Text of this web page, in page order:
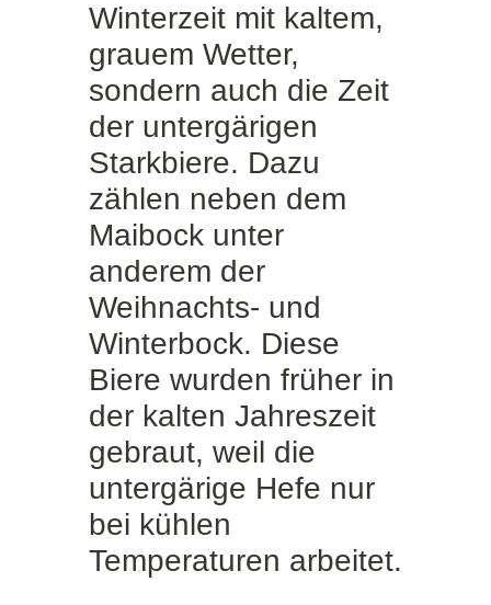
Winterzeit mit kaltem,
grauem Wetter,
sondern auch die Zeit
der untergärigen
Starkbiere. Dazu
zählen neben dem
Maibock unter
anderem der
Weihnachts- und
Winterbock. Diese
Biere wurden früher in
der kalten Jahreszeit
gebraut, weil die
untergärige Hefe nur
bei kühlen
Temperaturen arbeitet.